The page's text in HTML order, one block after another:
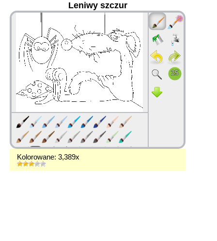
Leniwy szczur
Kolorowane: 3,389x